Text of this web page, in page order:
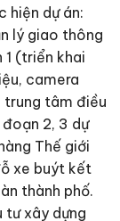
hiện dự án:
lý giao thông
1 (triển khai
camera
trung tâm điều
2, 3 dự
Thế giới
xe buýt kết
thành phố.
tư xây dựng